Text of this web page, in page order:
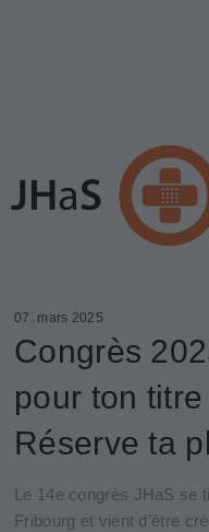
07. mars 2025
Congrès
pour ton
Réserve ta
Le 14e congrès JHaS se
Fribourg et vient d’être